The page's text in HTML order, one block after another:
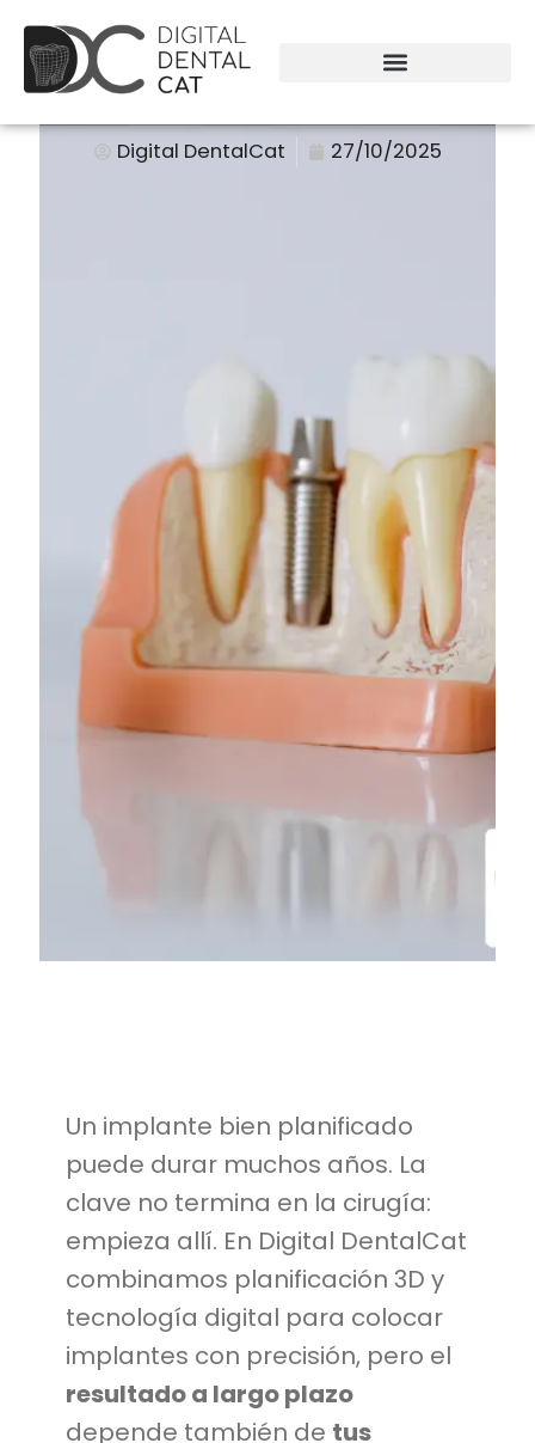
Digital DentalCat 27/10/2025
Un implante bien planificado
puede durar muchos años. La
clave no termina en la cirugía:
empieza allí. En Digital DentalCat
combinamos planificación 3D y
tecnología digital para colocar
implantes con precisión, pero el
resultado a largo plazo
depende también de tus